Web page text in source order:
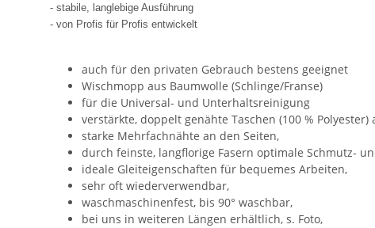
- stabile, langlebige Ausführung
- von Profis für Profis entwickelt
auch für den privaten Gebrauch bestens geeignet
Wischmopp aus Baumwolle (Schlinge/Franse)
für die Universal- und Unterhaltsreinigung
verstärkte, doppelt genähte Taschen (100 %
starke Mehrfachnähte an den Seiten,
durch feinste, langflorige Fasern optimale Schmutz-
ideale Gleiteigenschaften für bequemes Arbeiten,
sehr oft wiederverwendbar,
waschmaschinenfest, bis 90° waschbar,
bei uns in weiteren Längen erhältlich, s. Foto,